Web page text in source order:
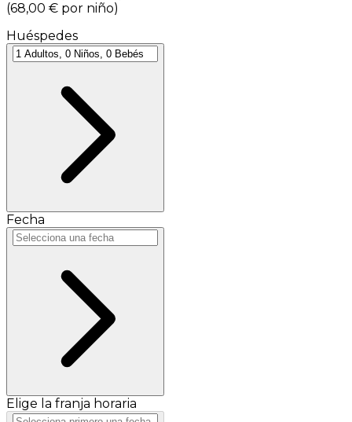
(68,00 € por niño)
Huéspedes
Fecha
Elige la franja horaria